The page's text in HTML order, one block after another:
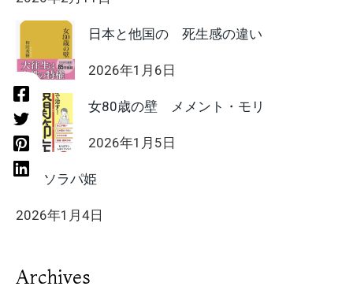
日本と他国の 死生感の違い
2026年1月6日
女80歳の壁 メメント・モリ
2026年1月5日
HIIT ソラパ姫
2026年1月4日
Archives